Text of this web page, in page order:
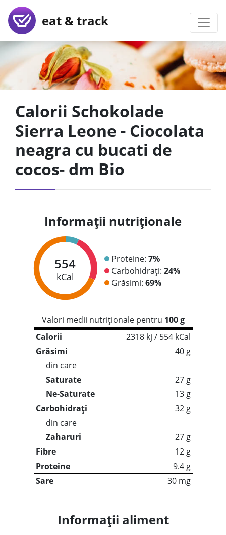
eat & track
Calorii Schokolade
Sierra Leone - Ciocolata
neagra cu bucati de
cocos- dm Bio
Informații nutriționale
554
kCal
Proteine: 7%
Carbohidrați: 24%
Grăsimi: 69%
Valori medii nutriționale pentru 100 g
Calorii
2318 kj / 554 kCal
Grăsimi
40 g
din care
Saturate
27 g
Ne-Saturate
13 g
Carbohidrați
32 g
din care
Zaharuri
27 g
Fibre
12 g
Proteine
9.4 g
Sare
30 mg
Informații aliment